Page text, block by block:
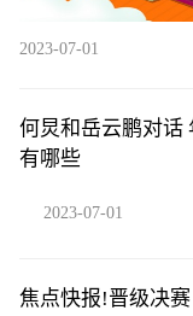
2023-07-01
何炅和岳云鹏对话
有哪些
2023-07-01
焦点快报!晋级决